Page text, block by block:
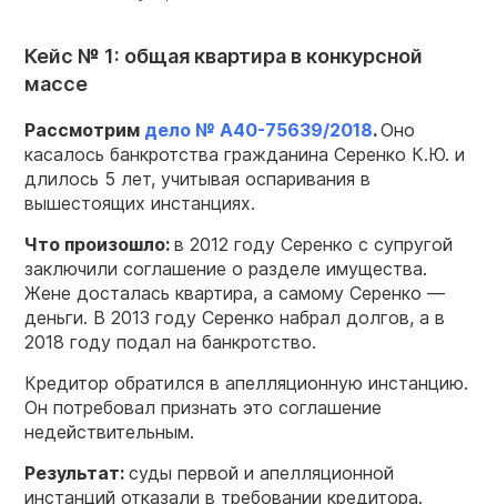
Кейс № 1: общая квартира в конкурсной
массе
Рассмотрим дело № А40-75639/2018.Оно
касалось банкротства гражданина Серенко К.Ю. и
длилось 5 лет, учитывая оспаривания в
вышестоящих инстанциях.
Что произошло: в 2012 году Серенко с супругой
заключили соглашение о разделе имущества.
Жене досталась квартира, а самому Серенко —
деньги. В 2013 году Серенко набрал долгов, а в
2018 году подал на банкротство.
Кредитор обратился в апелляционную инстанцию.
Он потребовал признать это соглашение
недействительным.
Результат: суды первой и апелляционной
инстанций отказали в требовании кредитора.